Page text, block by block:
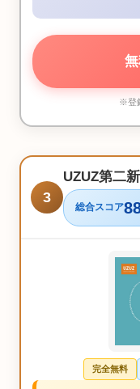
※登
3
UZUZ第二
総合スコア
完全無料